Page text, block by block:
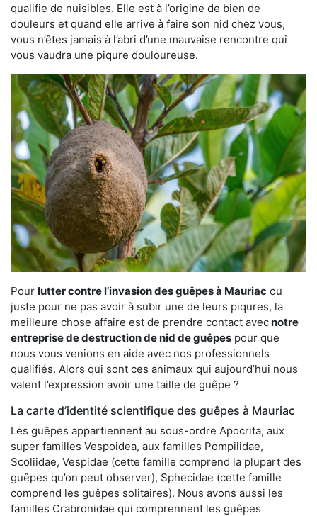
qualifie de nuisibles. Elle est à l’origine de bien de
douleurs et quand elle arrive à faire son nid chez vous,
vous n’êtes jamais à l’abri d’une mauvaise rencontre qui
vous vaudra une piqure douloureuse.
Pour lutter contre l’invasion des guêpes à Mauriac ou
juste pour ne pas avoir à subir une de leurs piqures, la
meilleure chose affaire est de prendre contact avecnotre
entreprise de destruction de nid de guêpes pour que
nous vous venions en aide avec nos professionnels
qualifiés. Alors qui sont ces animaux qui aujourd’hui nous
valent l’expression avoir une taille de guêpe ?
La carte d’identité scientifique des guêpes à Mauriac
Les guêpes appartiennent au sous-ordre Apocrita, aux
super familles Vespoidea, aux familles Pompilidae,
Scoliidae, Vespidae (cette famille comprend la plupart des
guêpes qu’on peut observer), Sphecidae (cette famille
comprend les guêpes solitaires). Nous avons aussi les
familles Crabronidae qui comprennent les guêpes